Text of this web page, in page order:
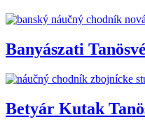
Banyászati
Betyár Kutak